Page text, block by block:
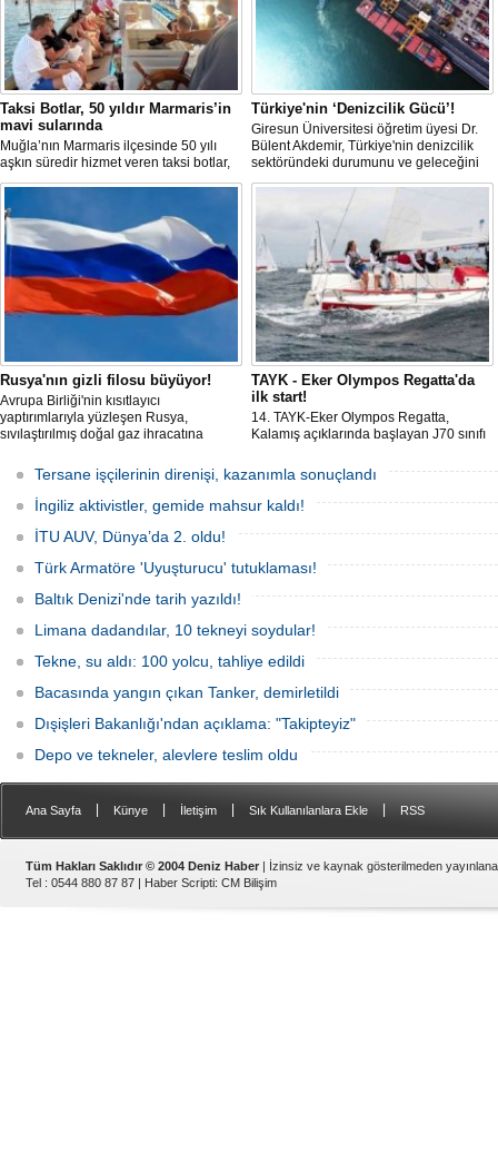
Taksi Botlar, 50 yıldır Marmaris’in
mavi sularında
Muğla’nın Marmaris ilçesinde 50 yılı
aşkın süredir hizmet veren taksi botlar,
hem ulaşım hem de turistik gezi
Türkiye'nin ‘Denizcilik Gücü’!
Giresun Üniversitesi öğretim üyesi Dr.
Bülent Akdemir, Türkiye'nin denizcilik
sektöründeki durumunu ve geleceğini
değerlendirdi.
Rusya'nın gizli filosu büyüyor!
Avrupa Birliği'nin kısıtlayıcı
yaptırımlarıyla yüzleşen Rusya,
sıvılaştırılmış doğal gaz ihracatına
geliştiriyor.
TAYK - Eker Olympos Regatta'da
ilk start!
14. TAYK-Eker Olympos Regatta,
Kalamış açıklarında başlayan J70 sınıfı
gün boyunca yelken coşkusuyla
buluşturacak organizasyonun ilk
gününde 9 tekne rüzgârla buluştu.
Tersane işçilerinin direnişi, kazanımla sonuçlandı
İngiliz aktivistler, gemide mahsur kaldı!
İTU AUV, Dünya’da 2. oldu!
Türk Armatöre 'Uyuşturucu' tutuklaması!
Baltık Denizi'nde tarih yazıldı!
Limana dadandılar, 10 tekneyi soydular!
Tekne, su aldı: 100 yolcu, tahliye edildi
Bacasında yangın çıkan Tanker, demirletildi
Dışişleri Bakanlığı'ndan açıklama: "Takipteyiz"
Depo ve tekneler, alevlere teslim oldu
Ana Sayfa Künye İletişim Sık Kullanılanlara Ekle RSS
Tüm Hakları Saklıdır © 2004 Deniz Haber | İzinsiz ve kaynak gösterilmeden
Tel : 0544 880 87 87 | Haber Scripti: CM Bilişim